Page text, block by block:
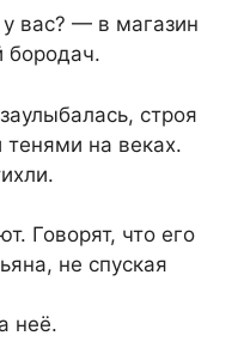
вас? — в магазин
бородач.
строя
тенями на веках.
Говорят, что его
не спуская
неё.